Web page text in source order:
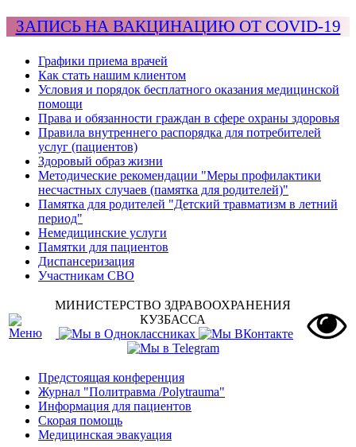
ЗАПИСЬ НА ВАКЦИНАЦИЮ ОТ COVID-19
Графики приема врачей
Как стать нашим клиентом
Условия и порядок бесплатного оказания медицинской
помощи
Права и обязанности граждан в сфере охраны здоровья
Правила внутреннего распорядка для потребителей
услуг (пациентов)
Здоровый образ жизни
Методические рекомендации "Меры профилактики
несчастных случаев (памятка для родителей)"
Памятка для родителей "Детский травматизм в летний
период"
Немедицинские услуги
Памятки для пациентов
Диспансеризация
Участникам СВО
МИНИСТЕРСТВО ЗДРАВООХРАНЕНИЯ
КУЗБАССА
Предстоящая конференция
Журнал "Политравма /Polytrauma"
Информация для пациентов
Скорая помощь
Медицинская эвакуация